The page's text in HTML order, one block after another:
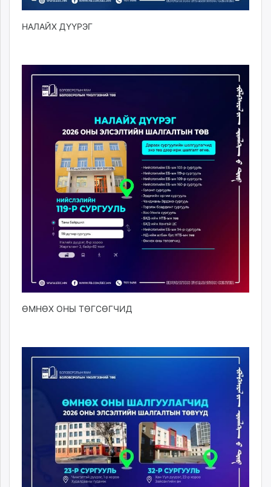
НАЛАЙХ ДҮҮРЭГ
ӨМНӨХ ОНЫ ТӨГСӨГЧИД